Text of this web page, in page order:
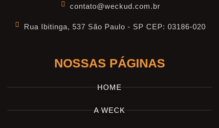
contato@weckud.com.br
Rua Ibitinga, 537 São Paulo - SP CEP: 03186-020
NOSSAS PÁGINAS
HOME
A WECK